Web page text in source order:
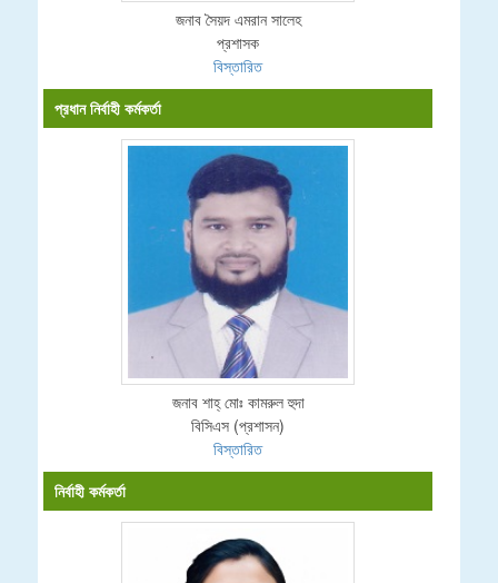
জনাব সৈয়দ এমরান সালেহ
প্রশাসক
বিস্তারিত
প্রধান নির্বাহী কর্মকর্তা
জনাব শাহ্ মোঃ কামরুল হুদা
বিসিএস (প্রশাসন)
বিস্তারিত
নির্বাহী কর্মকর্তা